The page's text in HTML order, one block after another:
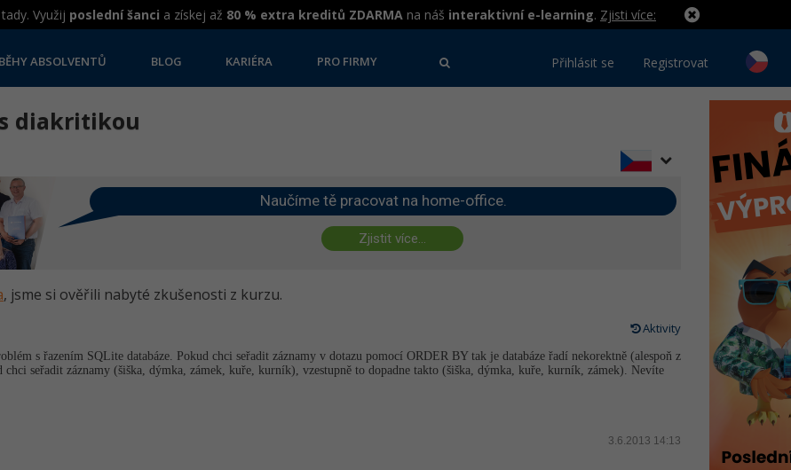
Využij poslední šanci a získej až 80 % extra kreditů ZDARMA na náš interaktivní e-learning. Zjisti více:
ABSOLVENTŮ BLOG KARIÉRA PRO FIRMY Přihlásit se Registrovat
diakritikou
Naučíme tě pracovat na home-office.
Zjistit více...
, jsme si ověřili nabyté zkušenosti z kurzu.
Aktivity
s řazením SQLite databáze. Pokud chci seřadit záznamy v dotazu pomocí ORDER BY tak je databáze řadí nekorektně (alespoň z
chci seřadit záznamy (šiška, dýmka, zámek, kuře, kurník), vzestupně to dopadne takto (šiška, dýmka, kuře, kurník, zámek). Nevíte
3.6.2013 14:13